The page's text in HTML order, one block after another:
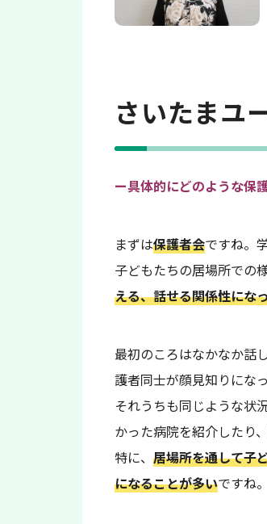
さいたまユ
ー具体的にどのような保
まずは保護者会ですね。
子どもたちの居場所での
える、話せる関係性にな
最初のころはなかなか話
護者同士が顔見知りにな
それうちも同じような状
かった病院を紹介したり
特に、 居場所を通して子
になることが多いですね。